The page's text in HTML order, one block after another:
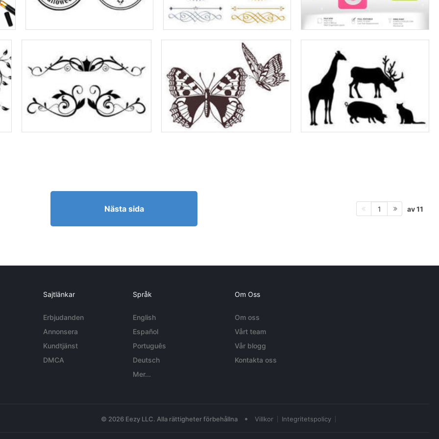
Nästa sida 1 av 11
Sajtlänkar
Erbjudanden
Annonsera
Kundtjänst
DMCA
Språk
English
Español
Português
Deutsch
Mer...
Om Oss
Om oss
Vårt team
Vår blogg
Kontakta oss
© 2026 Eezy LLC. Alla rättigheter förbehållna • Villkor Integritetspolicy